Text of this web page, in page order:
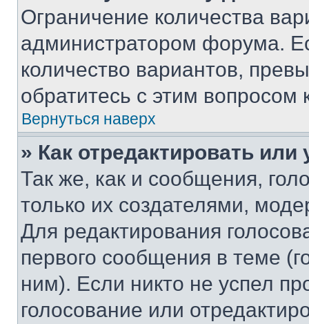
Ограничение количества
администратором форума.
количество вариантов,
обратитесь с этим вопросом
Вернуться наверх
» Как отредактировать
Так же, как и сообщения,
только их создателями,
Для редактирования
первого сообщения в теме
ним). Если никто не успел
голосование или